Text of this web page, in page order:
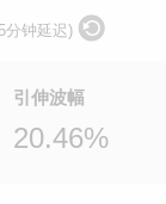
分钟延迟)
引伸波幅
20.46%